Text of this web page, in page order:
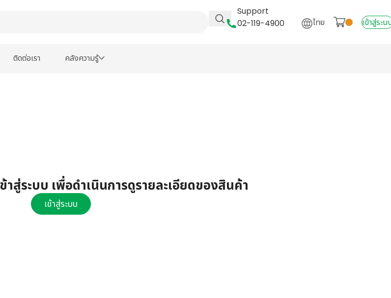
Support
02-119-4900
ไทย เข้าสู่ระบ
ติดต่อเรา คลังความรู้
สู่ระบบ เพื่อดำเนินการดูรายละเอียดของสินค้า
เข้าสู่ระบบ